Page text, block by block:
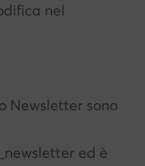
nel
Newsletter sono
ed è